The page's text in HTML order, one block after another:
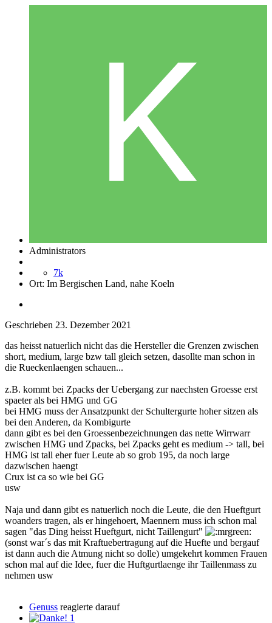
Administrators
7k
Ort: Im Bergischen Land, nahe Koeln
Geschrieben 23. Dezember 2021
das heisst natuerlich nicht das die Hersteller die Grenzen zwischen
short, medium, large bzw tall gleich setzen, dasollte man schon in
die Rueckenlaengen schauen...
z.B. kommt bei Zpacks der Uebergang zur naechsten Groesse erst
spaeter als bei HMG und GG
bei HMG muss der Ansatzpunkt der Schultergurte hoher sitzen als
bei den Anderen, da Kombigurte
dann gibt es bei den Groessenbezeichnungen das nette Wirrwarr
zwischen HMG und Zpacks, bei Zpacks geht es medium -> tall, bei
HMG ist tall eher fuer Leute ab so grob 195, da noch large
dazwischen haengt
Crux ist ca so wie bei GG
usw
Naja und dann gibt es natuerlich noch die Leute, die den Hueftgurt
woanders tragen, als er hingehoert, Maennern muss ich schon mal
sagen "das Ding heisst Hueftgurt, nicht Taillengurt"
(sonst war´s das mit Kraftuebertragung auf die Huefte und bergauf
ist dann auch die Atmung nicht so dolle) umgekehrt kommen Frauen
schon mal auf die Idee, fuer die Huftgurtlaenge ihr Taillenmass zu
nehmen usw
Genuss reagierte darauf
1